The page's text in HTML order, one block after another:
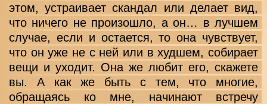
этом, устраивает скандал или делает вид,
что ничего не произошло, а он… в лучшем
случае, если и остается, то она чувствует,
что он уже не с ней или в худшем, собирает
вещи и уходит. Она же любит его, скажете
вы. А как же быть с тем, что многие,
обращаясь ко мне, начинают встречу